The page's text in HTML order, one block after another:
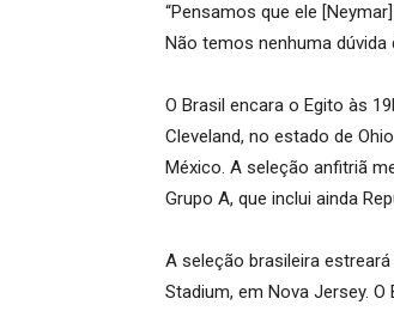
“Pensamos que ele
Não temos nenhuma
O Brasil encara o Egito às
Cleveland, no estado de
México. A seleção anfitriã
Grupo A, que inclui ainda
A seleção brasileira
Stadium, em Nova Jersey.